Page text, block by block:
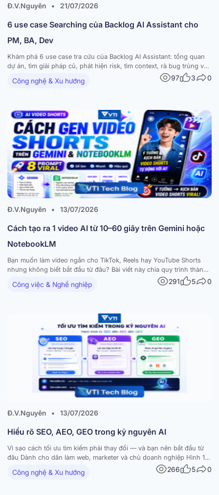
Đ.V.Nguyên • 21/07/2026
6 use case Searching của Backlog AI Assistant cho
PM, BA, Dev
Khám phá 6 use case tra cứu của Backlog AI Assistant: tổng quan
dự án, tìm giải pháp cũ, phát hiện risk, tìm context, rà bug trùng và
bottleneck. Đây là bài 1 trong series 4 phần về 20 use case chính
thức của Backlog AI Assistant, nhóm theo bốn…
Công nghệ & Xu hướng 97 3 0
Đ.V.Nguyên • 13/07/2026
Cách tạo ra 1 video AI từ 10–60 giây trên Gemini hoặc
NotebookLM
Bạn muốn làm video ngắn cho TikTok, Reels hay YouTube Shorts
nhưng không biết bắt đầu từ đâu? Bài viết này chia quy trình thành
8 bước rõ ràng, mỗi bước kèm một prompt sẵn dùng. Bạn chỉ cần
thay nội dung trong ngoặc vuông [ ] rồi dán vào…
Công việc & Nghề nghiệp 291 5 0
Đ.V.Nguyên • 13/07/2026
Hiểu rõ SEO, AEO, GEO trong kỷ nguyên AI
Vì sao cách tối ưu tìm kiếm phải thay đổi — và bạn nên bắt đầu từ
đâu Dành cho dân làm web, marketer và chủ doanh nghiệp Hình 1
— Ba tầng của tìm kiếm hiện đại: từ lên top, đến lọt vào câu trả lời,
đến được AI…
Công nghệ & Xu hướng 266 5 0